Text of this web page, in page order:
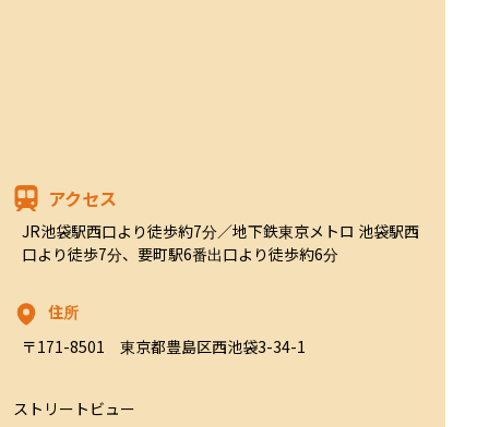
アクセス
JR池袋駅西口より徒歩約7分／地下鉄東京メトロ 池袋駅西
口より徒歩7分、要町駅6番出口より徒歩約6分
住所
〒171-8501　東京都豊島区西池袋3-34-1
ストリートビュー